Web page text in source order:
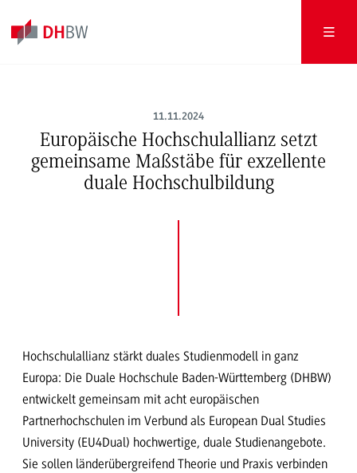
11.11.2024
Europäische Hochschulallianz setzt
gemeinsame Maßstäbe für exzellente
duale Hochschulbildung
Hochschulallianz stärkt duales Studienmodell in ganz
Europa: Die Duale Hochschule Baden-Württemberg (DHBW)
entwickelt gemeinsam mit acht europäischen
Partnerhochschulen im Verbund als European Dual Studies
University (EU4Dual) hochwertige, duale Studienangebote.
Sie sollen länderübergreifend Theorie und Praxis verbinden